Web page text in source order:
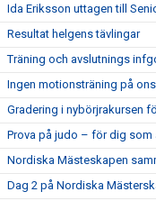
Ida Eriksson uttagen till
Resultat helgens tävlingar
Träning och avslutnings
Ingen motionsträning på
Gradering i nybörjrakursen
Prova på judo – för dig som
Nordiska Mästeskapen
Dag 2 på Nordiska